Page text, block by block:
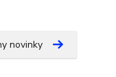
novinky